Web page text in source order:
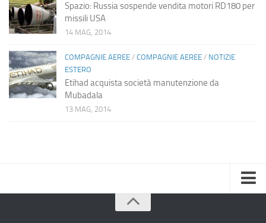
Spazio: Russia sospende vendita motori RD180 per
missili USA
14 MAG, 2014
COMPAGNIE AEREE / COMPAGNIE AEREE / NOTIZIE
ESTERO
Etihad acquista società manutenzione da
Mubadala
13 MAG, 2014